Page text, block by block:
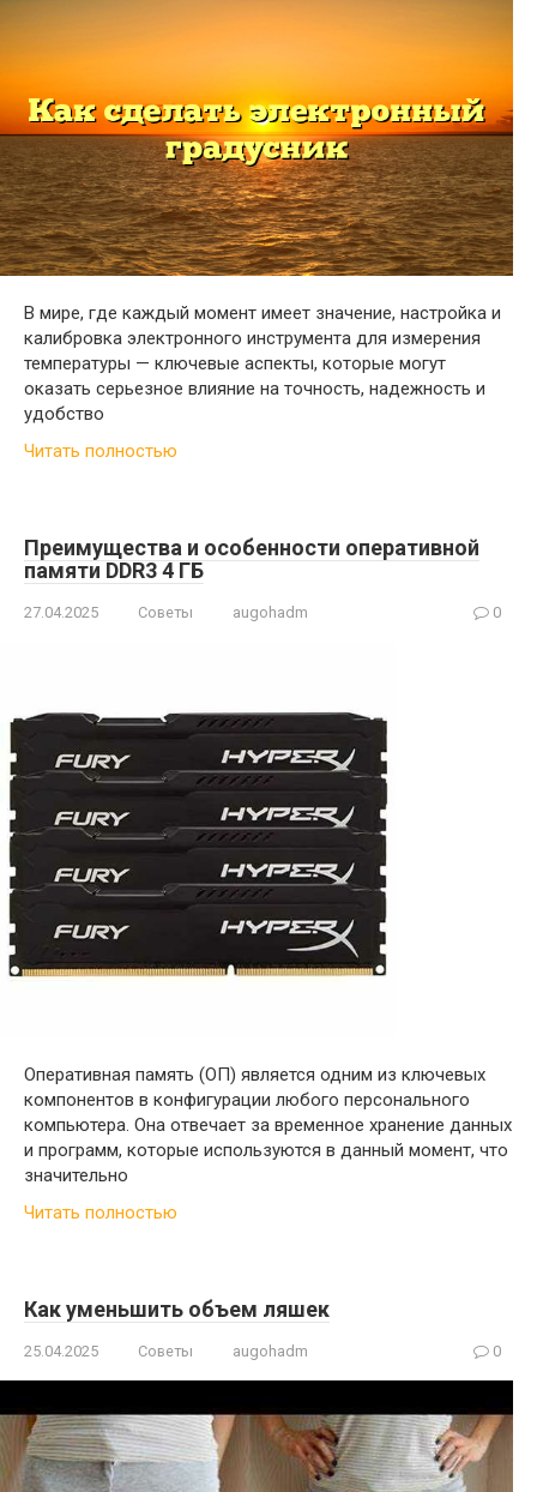
В мире, где каждый момент имеет значение, настройка и
калибровка электронного инструмента для измерения
температуры — ключевые аспекты, которые могут
оказать серьезное влияние на точность, надежность и
удобство
Читать полностью
Преимущества и особенности оперативной
памяти DDR3 4 ГБ
27.04.2025 Советы augohadm 0
Оперативная память (ОП) является одним из ключевых
компонентов в конфигурации любого персонального
компьютера. Она отвечает за временное хранение данных
и программ, которые используются в данный момент, что
значительно
Читать полностью
Как уменьшить объем ляшек
25.04.2025 Советы augohadm 0